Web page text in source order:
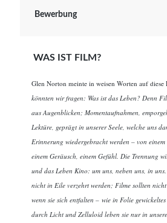
Bewerbung
WAS IST FILM?
Glen Norton meinte in weisen Worten auf diese
könnten wir fragen: Was ist das Leben? Denn
aus Augenblicken; Momentaufnahmen,
Lektüre, geprägt in unserer Seele, welche uns
Erinnerung wiedergebracht werden – von
einem Geräusch, einem Gefühl. Die Trennung
und das Leben Kino: um uns, neben uns, in
nicht in Eile verzehrt werden; Filme sollten
wenn sie sich entfalten – wie in Folie
durch Licht und Zelluloid leben sie nur in